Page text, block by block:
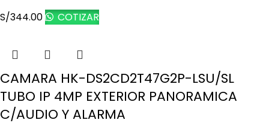
S/344.00 COTIZAR
CAMARA HK-DS2CD2T47G2P-LSU/SL
TUBO IP 4MP EXTERIOR PANORAMICA
C/AUDIO Y ALARMA